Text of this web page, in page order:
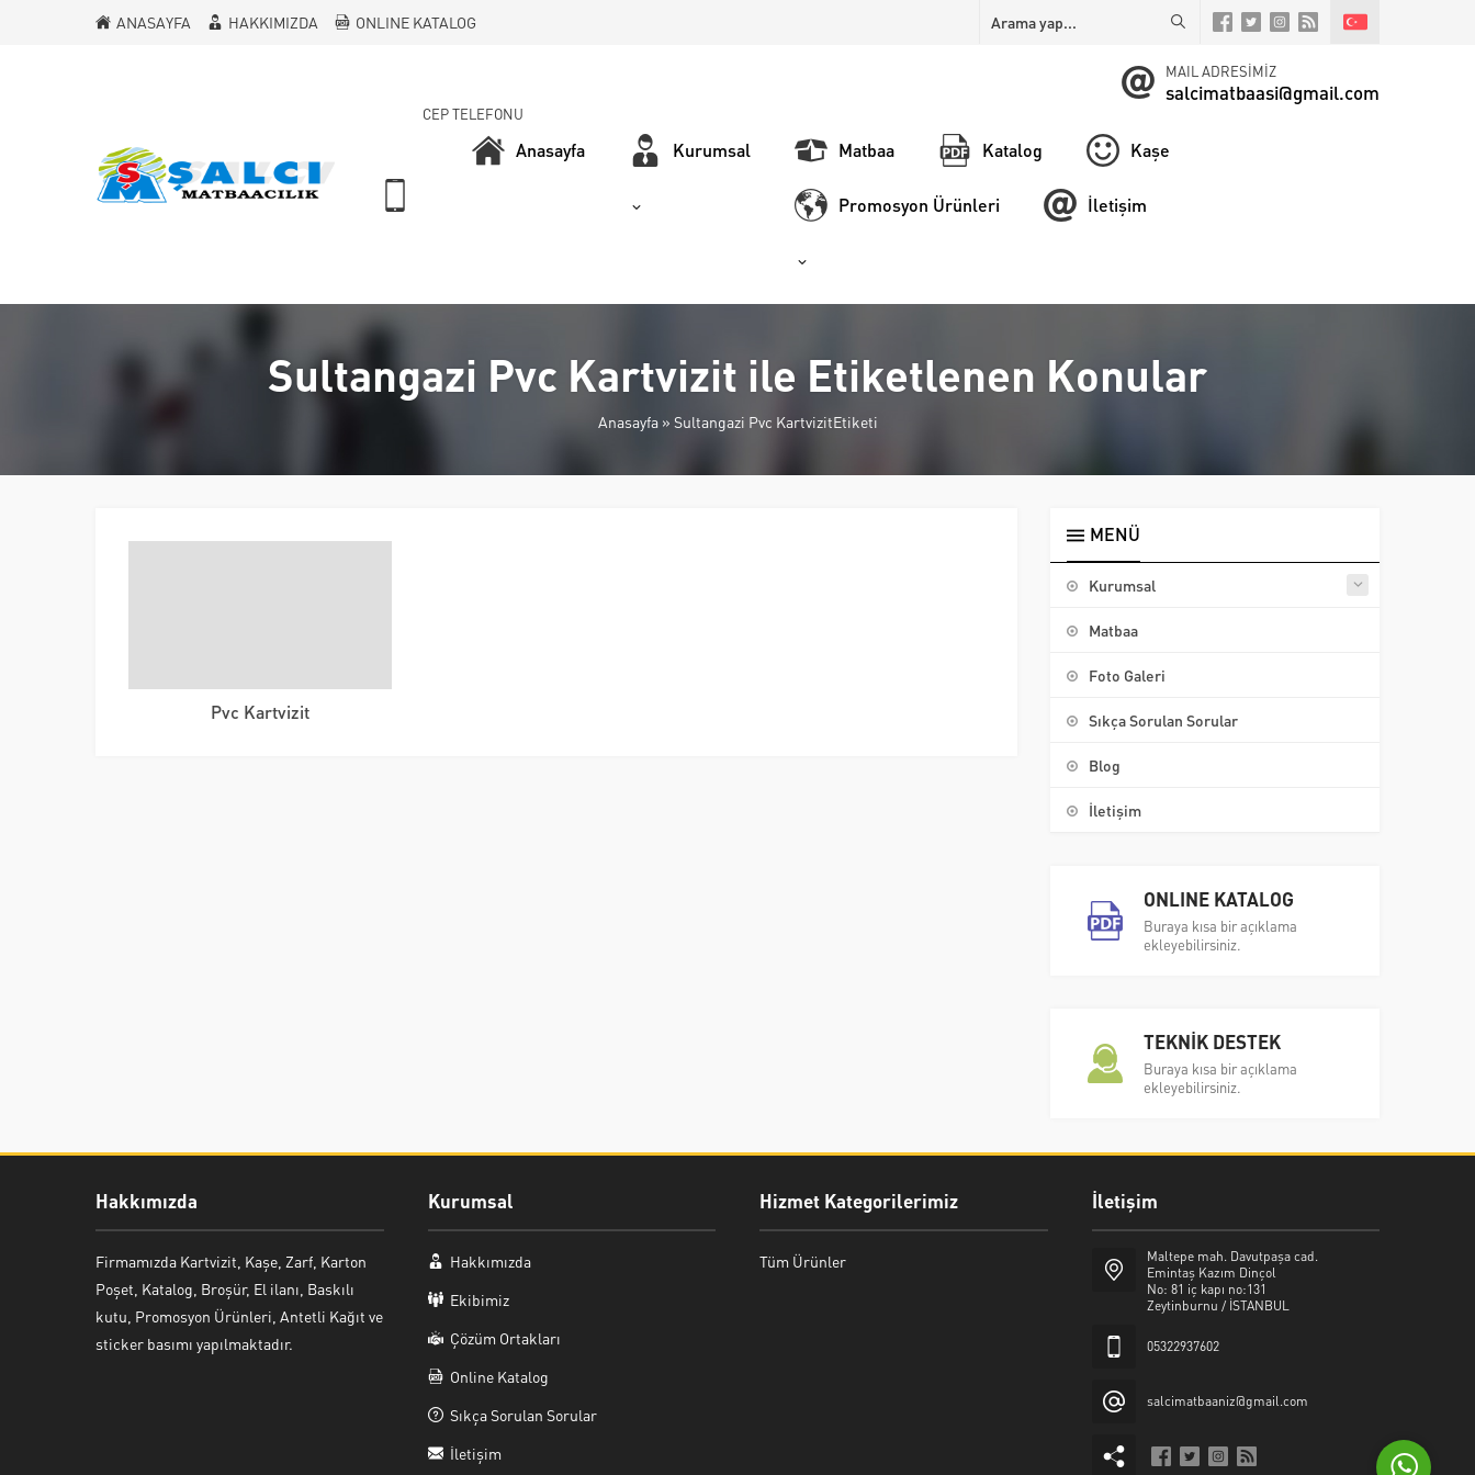
ANASAYFA HAKKIMIZDA ONLINE KATALOG
MAIL ADRESİMİZ
salcimatbaasi@gmail.com
CEP TELEFONU
Anasayfa Kurumsal Matbaa Katalog Kaşe
Promosyon Ürünleri İletişim
Sultangazi Pvc Kartvizit ile Etiketlenen Konular
Anasayfa» Sultangazi Pvc KartvizitEtiketi
Pvc Kartvizit
MENÜ
Kurumsal
Matbaa
Foto Galeri
Sıkça Sorulan Sorular
Blog
İletişim
ONLINE KATALOG
Buraya kısa bir açıklama
ekleyebilirsiniz.
TEKNİK DESTEK
Buraya kısa bir açıklama
ekleyebilirsiniz.
Hakkımızda
Firmamızda Kartvizit, Kaşe, Zarf, Karton
Poşet, Katalog, Broşür, El ilanı, Baskılı
kutu, Promosyon Ürünleri, Antetli Kağıt ve
sticker basımı yapılmaktadır.
Kurumsal
Hakkımızda
Ekibimiz
Çözüm Ortakları
Online Katalog
Sıkça Sorulan Sorular
İletişim
Hizmet Kategorilerimiz
Tüm Ürünler
İletişim
Maltepe mah. Davutpaşa cad.
Emintaş Kazım Dinçol
No: 81 iç kapı no:131
Zeytinburnu / İSTANBUL
05322937602
salcimatbaaniz@gmail.com